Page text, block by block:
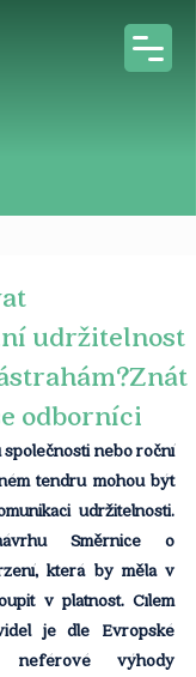
udržitelnost
odborníci
nebo roční
tendru mohou být
udržitelnosti.
Směrnice o
která by měla v
v platnost. Cílem
je dle Evropské
neférové výhody